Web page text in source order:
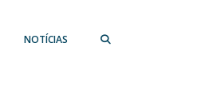
NOTÍCIAS